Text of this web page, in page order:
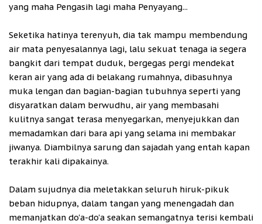
yang maha Pengasih lagi maha Penyayang...
Seketika hatinya terenyuh, dia tak mampu membendung
air mata penyesalannya lagi, lalu sekuat tenaga ia segera
bangkit dari tempat duduk, bergegas pergi mendekat
keran air yang ada di belakang rumahnya, dibasuhnya
muka lengan dan bagian-bagian tubuhnya seperti yang
disyaratkan dalam berwudhu, air yang membasahi
kulitnya sangat terasa menyegarkan, menyejukkan dan
memadamkan dari bara api yang selama ini membakar
jiwanya. Diambilnya sarung dan sajadah yang entah kapan
terakhir kali dipakainya.
Dalam sujudnya dia meletakkan seluruh hiruk-pikuk
beban hidupnya, dalam tangan yang menengadah dan
memanjatkan do'a-do'a seakan semangatnya terisi kembali